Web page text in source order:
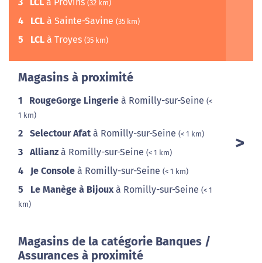
(32 km)
4 LCL à Sainte-Savine (35 km)
5 LCL à Troyes (35 km)
Magasins à proximité
1 RougeGorge Lingerie à Romilly-sur-Seine (<
1 km)
2 Selectour Afat à Romilly-sur-Seine (< 1 km)
3 Allianz à Romilly-sur-Seine (< 1 km)
4 Je Console à Romilly-sur-Seine (< 1 km)
5 Le Manège à Bijoux à Romilly-sur-Seine (< 1
km)
Magasins de la catégorie Banques /
Assurances à proximité